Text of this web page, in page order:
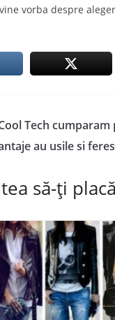
vorba despre
Tech
au usile si
să-ți